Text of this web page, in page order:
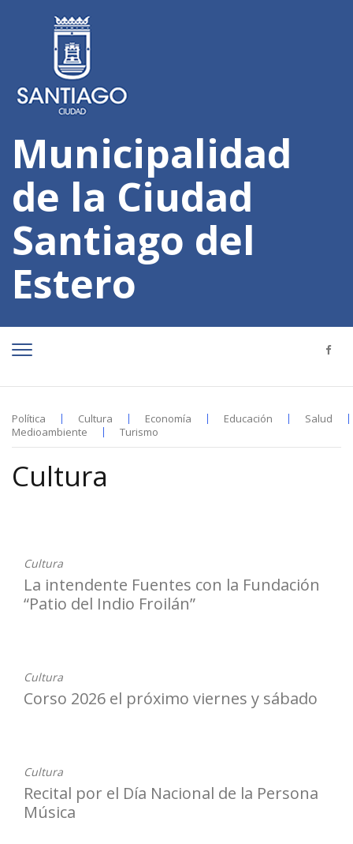
Municipalidad
de la Ciudad
Santiago del
Estero
Política Cultura Economía Educación
Salud
Medioambiente
Turismo
Cultura
Cultura
La intendente Fuentes con la Fundación
“Patio del Indio Froilán”
Cultura
Corso 2026 el próximo viernes y sábado
Cultura
Recital por el Día Nacional de la Persona
Música